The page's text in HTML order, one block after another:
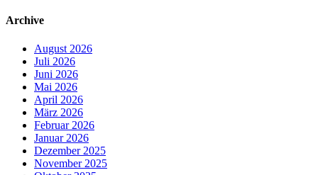
Archive
August 2026
Juli 2026
Juni 2026
Mai 2026
April 2026
März 2026
Februar 2026
Januar 2026
Dezember 2025
November 2025